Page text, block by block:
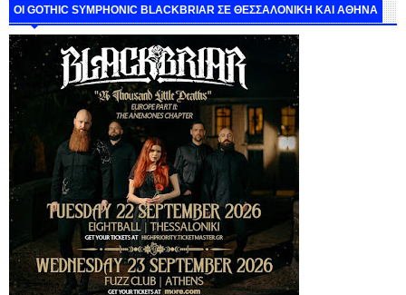
ΟΙ GOTHIC SYMPHONIC BLACKBRIAR ΣΕ ΘΕΣΣΑΛΟΝΙΚΗ ΚΑΙ ΑΘΗΝΑ